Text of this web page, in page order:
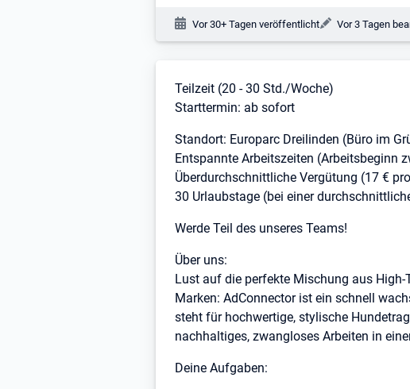
Veröffentlichungsdatum:
Vor 30+ Tagen veröffentlicht Vor 3 Tagen
Stellenbeschreibung
Teilzeit (20 - 30 Std./Woche)
Starttermin: ab sofort
Standort: Europarc Dreilinden (Büro im
Entspannte Arbeitszeiten (Arbeitsbeginn
Überdurchschnittliche Vergütung (17 €
30 Urlaubstage (bei einer
Werde Teil des unseres Teams!
Über uns:
Lust auf die perfekte Mischung aus
Marken: AdConnector ist ein schnell
steht für hochwertige, stylische
nachhaltiges, zwangloses Arbeiten in
Deine Aufgaben: